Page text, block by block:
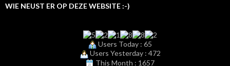
WIE NEUST ER OP DEZE WEBSITE :-)
Users Today : 65
Users Yesterday : 472
This Month : 1657